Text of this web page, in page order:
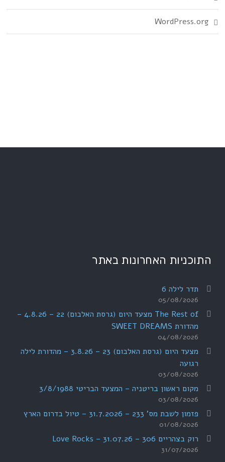
WordPress.org
התוכניות האחרונות באתר
תדר לילה 6
05/08/2026
The Rest of מצעד היום (גרסת האלבום) 22 – 4.8.26 –
מהדורת SWEET DREAMS
04/08/2026
מצעד היום (גרסת האלבום) 23 – 3.8.26 – מהדורת לילה
רגועה
03/08/2026
מקום ראשון בריטניה – המצעד הבריטי 3/8/1988
03/08/2026
פזמון לשבת מס' 233 – 31.7.2026 – טיול בדרום הארץ
01/08/2026
רוק בצהריים 306 – 31.07.26 – Love Rocks
31/07/2026